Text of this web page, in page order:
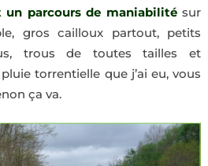
un parcours de maniabilitésur
gros cailloux partout, petits
trous de toutes tailles et
torrentielle que j’ai eu, vous
ça va.